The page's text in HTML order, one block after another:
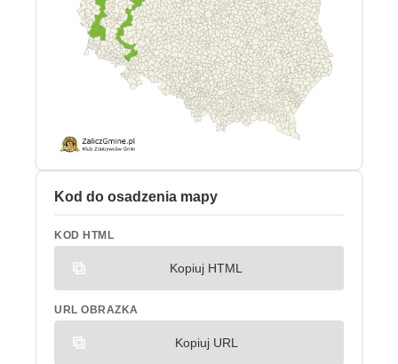
Kod do osadzenia mapy
KOD HTML
Kopiuj HTML
URL OBRAZKA
Kopiuj URL